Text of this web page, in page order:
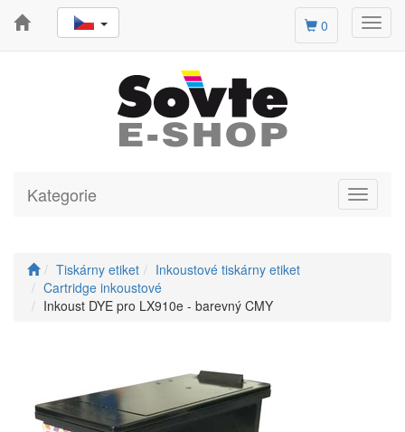
0
Toggle
Kategorie
Tiskárny etiket
Inkoustové tiskárny etiket
Cartridge inkoustové
Inkoust DYE pro LX910e - barevný CMY